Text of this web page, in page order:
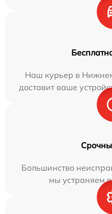
Наш курьер в
доставит ваше
Большинство
мы устраняем